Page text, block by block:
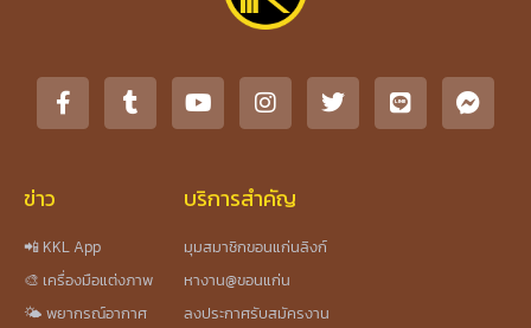
ข่าว
📲 KKL App
🎨 เครื่องมือแต่งภาพ
🌤️ พยากรณ์อากาศ
บริการสำคัญ
มุมสมาชิกขอนแก่นลิงก์
หางาน@ขอนแก่น
ลงประกาศรับสมัครงาน